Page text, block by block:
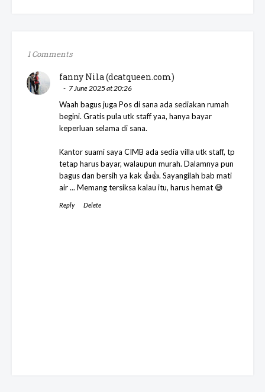
1 Comments
fanny Nila (dcatqueen.com)
7 June 2025 at 20:26
Waah bagus juga Pos di sana ada sediakan rumah
begini. Gratis pula utk staff yaa, hanya bayar
keperluan selama di sana.
Kantor suami saya CIMB ada sedia villa utk staff, tp
tetap harus bayar, walaupun murah. Dalamnya pun
bagus dan bersih ya kak 👍👍. Sayangilah bab mati
air ... Memang tersiksa kalau itu, harus hemat 😅
Reply Delete